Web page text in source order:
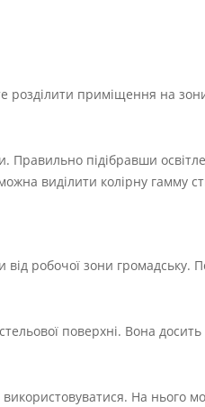
приміщення на
Правильно підібравши
виділити колірну гамму
робочої зони громадську.
поверхні. Вона
На нього